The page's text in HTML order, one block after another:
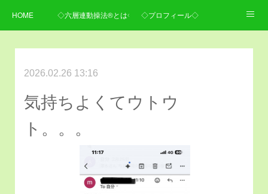
HOME ◇六層連動操法®とは◇ ◇プロフィール◇
2026.02.26 13:16
気持ちよくてウトウ
ト。。。